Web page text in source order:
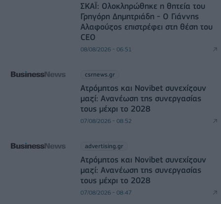
ΣΚΑΪ: Ολοκληρώθηκε η θητεία του
Γρηγόρη Δημητριάδη - Ο Γιάννης
Αλαφούζος επιστρέφει στη θέση του
CEO
08/08/2026 - 06:51
csrnews.gr
Ατρόμητος και Novibet συνεχίζουν
μαζί: Ανανέωση της συνεργασίας
τους μέχρι το 2028
07/08/2026 - 08:52
advertising.gr
Ατρόμητος και Novibet συνεχίζουν
μαζί: Ανανέωση της συνεργασίας
τους μέχρι το 2028
07/08/2026 - 08:47